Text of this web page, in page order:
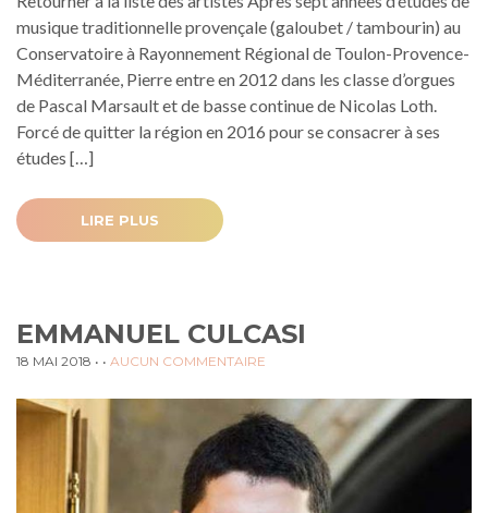
musique traditionnelle provençale (galoubet / tambourin) au
Conservatoire à Rayonnement Régional de Toulon-Provence-
Méditerranée, Pierre entre en 2012 dans les classe d’orgues
de Pascal Marsault et de basse continue de Nicolas Loth.
Forcé de quitter la région en 2016 pour se consacrer à ses
études […]
LIRE PLUS
EMMANUEL CULCASI
18 MAI 2018 • • AUCUN COMMENTAIRE